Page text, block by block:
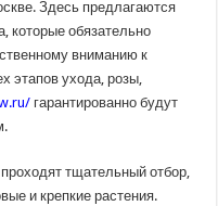
Здесь предлагаются
которые обязательно
вниманию к
этапов ухода, розы,
гарантированно будут
тщательный отбор,
и крепкие растения.